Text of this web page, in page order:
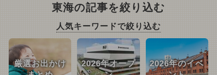
東海の記事を絞り込む
人気キーワードで絞り込む
厳選お出かけ
2026年オープ
2026年のイベ